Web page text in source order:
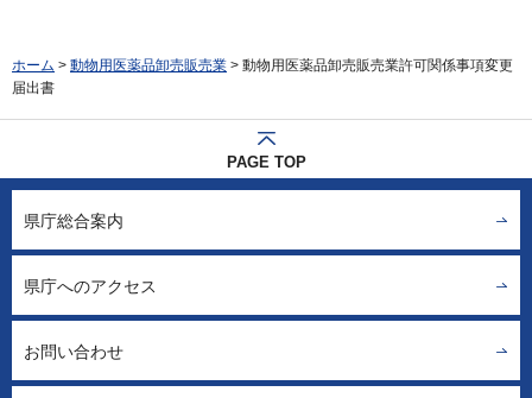
ホーム > 動物用医薬品卸売販売業 > 動物用医薬品卸売販売業許可関係事項変更
届出書
PAGE TOP
県庁総合案内
県庁へのアクセス
お問い合わせ